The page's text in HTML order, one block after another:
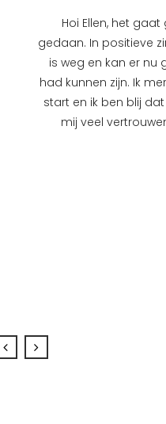
Hoi Ellen, het
gedaan. In positieve
is weg en kan er nu
had kunnen zijn. Ik
start en ik ben blij
mij veel